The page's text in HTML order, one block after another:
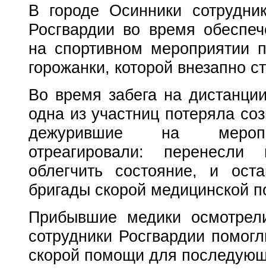
В городе Осинники
Росгвардии во время
на спортивном
горожанки, которой внезапно
Во время забега на
одна из участниц потеряла
дежурившие на
отреагировали:
облегчить состояние, и
бригады скорой медицинской
Прибывшие медики
сотрудники Росгвардии
скорой помощи для